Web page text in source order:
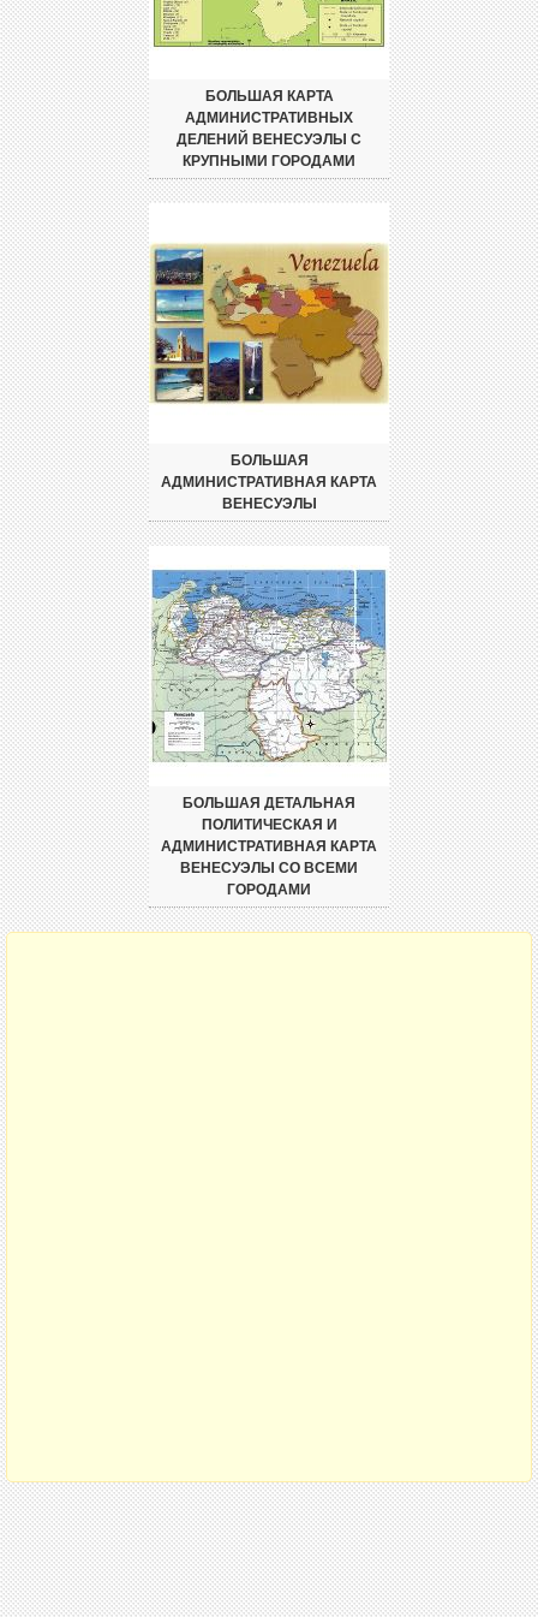
БОЛЬШАЯ КАРТА
АДМИНИСТРАТИВНЫХ
ДЕЛЕНИЙ ВЕНЕСУЭЛЫ С
КРУПНЫМИ ГОРОДАМИ
БОЛЬШАЯ
АДМИНИСТРАТИВНАЯ КАРТА
ВЕНЕСУЭЛЫ
БОЛЬШАЯ ДЕТАЛЬНАЯ
ПОЛИТИЧЕСКАЯ И
АДМИНИСТРАТИВНАЯ КАРТА
ВЕНЕСУЭЛЫ СО ВСЕМИ
ГОРОДАМИ